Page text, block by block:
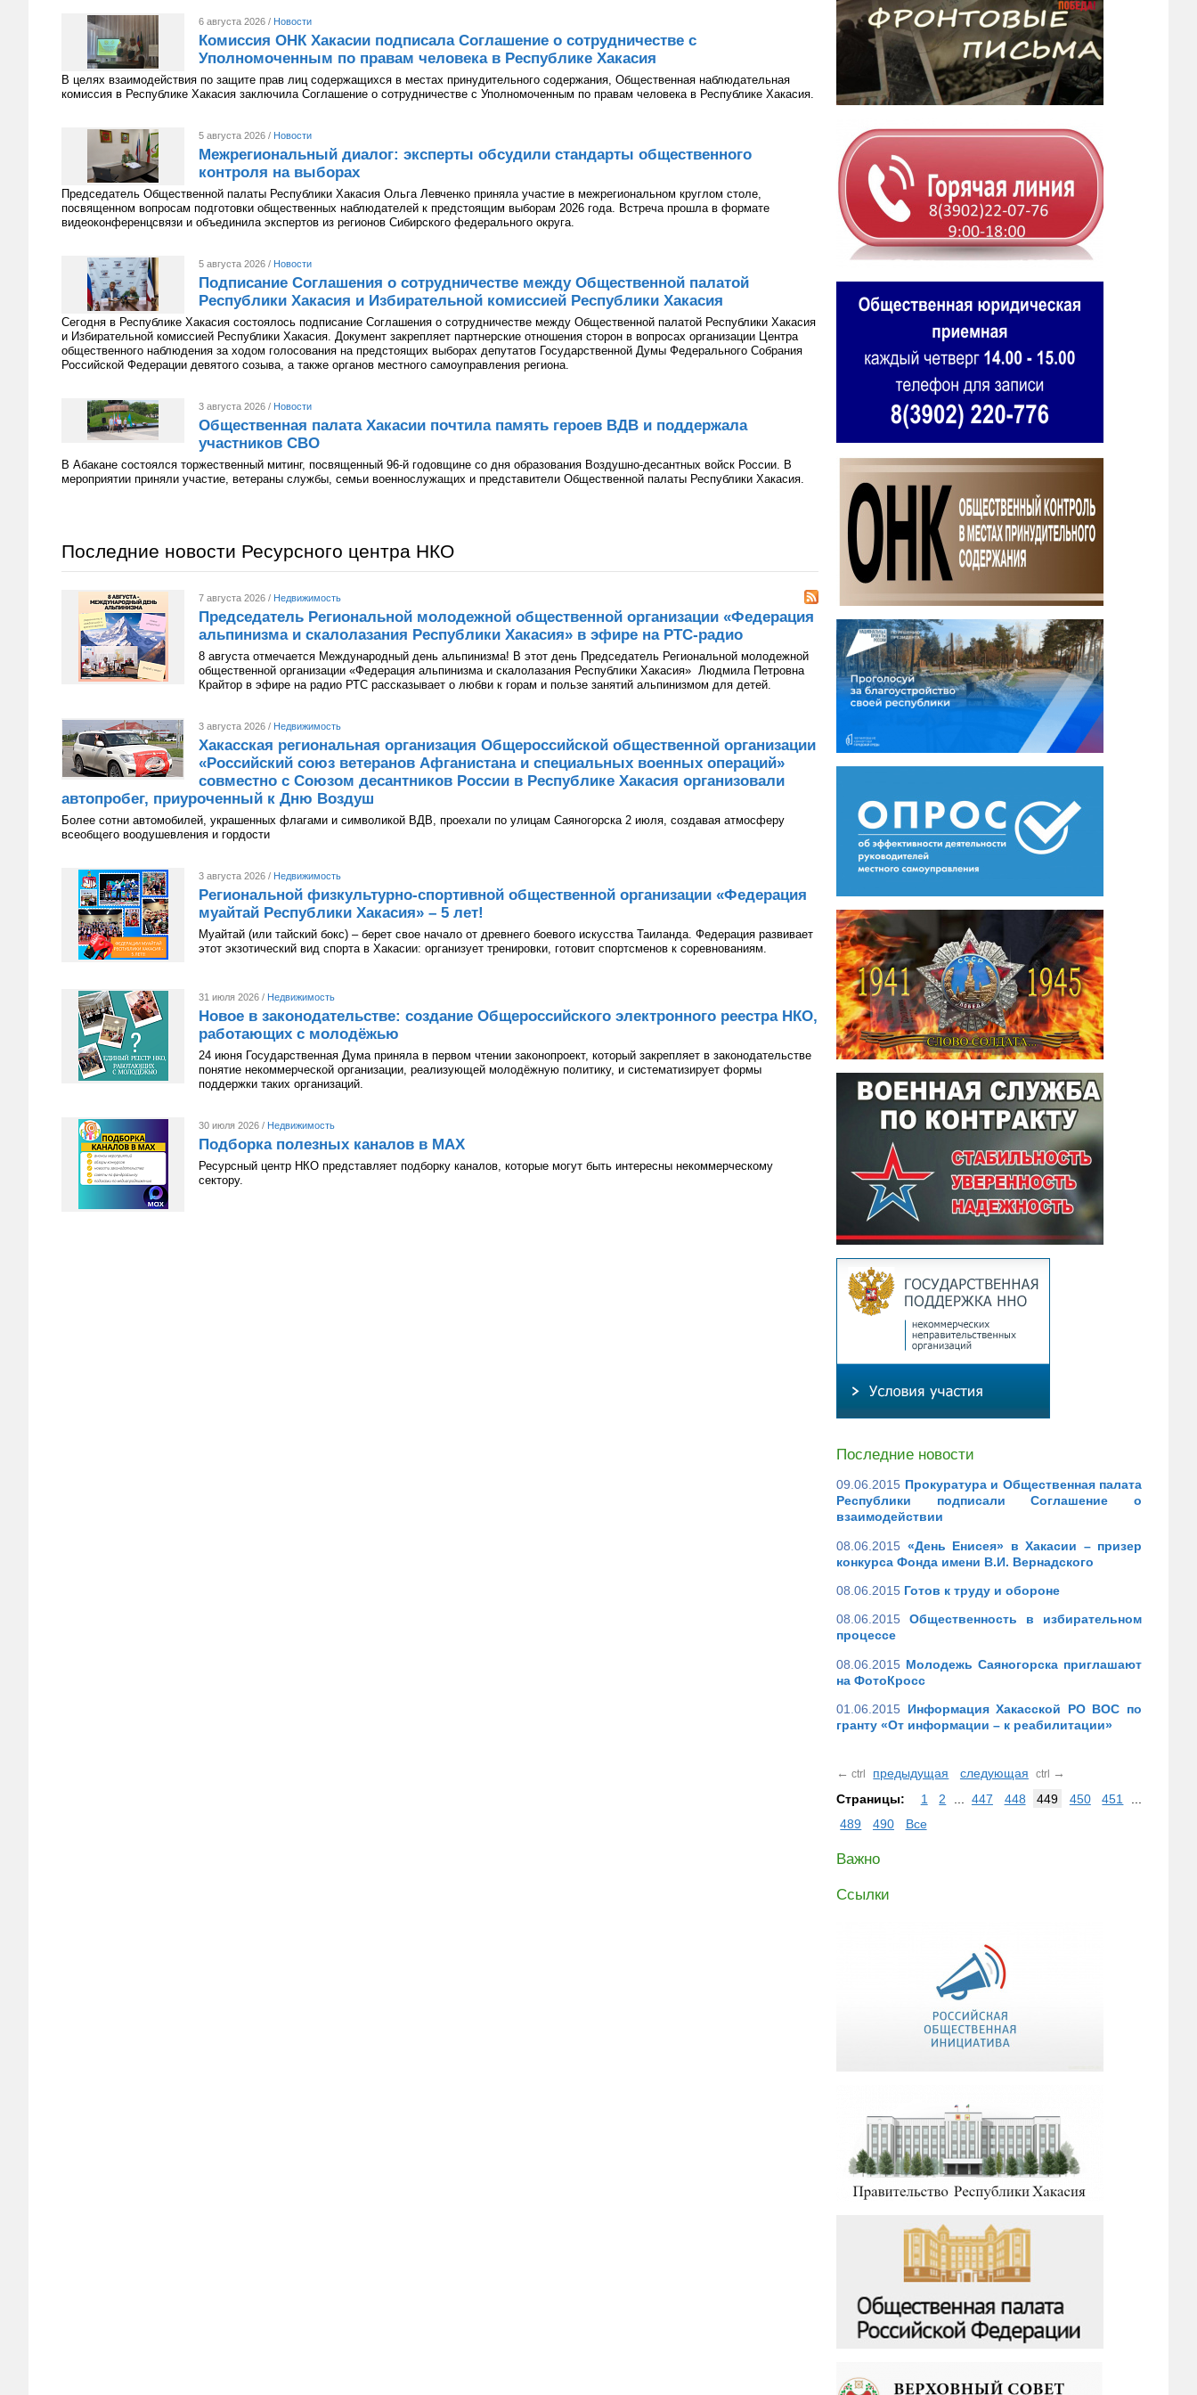
6 августа 2026 / Новости
Комиссия ОНК Хакасии подписала Соглашение о сотрудничестве с
Уполномоченным по правам человека в Республике Хакасия
В целях взаимодействия по защите прав лиц содержащихся в местах принудительного содержания, Общественная наблюдательная
комиссия в Республике Хакасия заключила Соглашение о сотрудничестве с Уполномоченным по правам человека в Республике Хакасия.
5 августа 2026 / Новости
Межрегиональный диалог: эксперты обсудили стандарты общественного
контроля на выборах
Председатель Общественной палаты Республики Хакасия Ольга Левченко приняла участие в межрегиональном круглом столе,
посвященном вопросам подготовки общественных наблюдателей к предстоящим выборам 2026 года. Встреча прошла в формате
видеоконференцсвязи и объединила экспертов из регионов Сибирского федерального округа.
5 августа 2026 / Новости
Подписание Соглашения о сотрудничестве между Общественной палатой
Республики Хакасия и Избирательной комиссией Республики Хакасия
Сегодня в Республике Хакасия состоялось подписание Соглашения о сотрудничестве между Общественной палатой Республики Хакасия
и Избирательной комиссией Республики Хакасия. Документ закрепляет партнерские отношения сторон в вопросах организации Центра
общественного наблюдения за ходом голосования на предстоящих выборах депутатов Государственной Думы Федерального Собрания
Российской Федерации девятого созыва, а также органов местного самоуправления региона.
3 августа 2026 / Новости
Общественная палата Хакасии почтила память героев ВДВ и поддержала
участников СВО
В Абакане состоялся торжественный митинг, посвященный 96-й годовщине со дня образования Воздушно-десантных войск России. В
мероприятии приняли участие, ветераны службы, семьи военнослужащих и представители Общественной палаты Республики Хакасия.
Последние новости Ресурсного центра НКО
7 августа 2026 / Недвижимость
Председатель Региональной молодежной общественной организации «Федерация
альпинизма и скалолазания Республики Хакасия» в эфире на РТС-радио
8 августа отмечается Международный день альпинизма! В этот день Председатель Региональной молодежной
общественной организации «Федерация альпинизма и скалолазания Республики Хакасия» Людмила Петровна
Крайтор в эфире на радио РТС рассказывает о любви к горам и пользе занятий альпинизмом для детей.
3 августа 2026 / Недвижимость
Хакасская региональная организация Общероссийской общественной организации
«Российский союз ветеранов Афганистана и специальных военных операций»
совместно с Союзом десантников России в Республике Хакасия организовали
автопробег, приуроченный к Дню Воздуш
Более сотни автомобилей, украшенных флагами и символикой ВДВ, проехали по улицам Саяногорска 2 июля, создавая атмосферу
всеобщего воодушевления и гордости
3 августа 2026 / Недвижимость
Региональной физкультурно-спортивной общественной организации «Федерация
муайтай Республики Хакасия» – 5 лет!
Муайтай (или тайский бокс) – берет свое начало от древнего боевого искусства Таиланда. Федерация развивает
этот экзотический вид спорта в Хакасии: организует тренировки, готовит спортсменов к соревнованиям.
31 июля 2026 / Недвижимость
Новое в законодательстве: создание Общероссийского электронного реестра НКО,
работающих с молодёжью
24 июня Государственная Дума приняла в первом чтении законопроект, который закрепляет в законодательстве
понятие некоммерческой организации, реализующей молодёжную политику, и систематизирует формы
поддержки таких организаций.
30 июля 2026 / Недвижимость
Подборка полезных каналов в МАХ
Ресурсный центр НКО представляет подборку каналов, которые могут быть интересны некоммерческому
сектору.
Последние новости
09.06.2015 Прокуратура и Общественная палата
Республики подписали Соглашение о
взаимодействии
08.06.2015 «День Енисея» в Хакасии – призер
конкурса Фонда имени В.И. Вернадского
08.06.2015 Готов к труду и обороне
08.06.2015
Общественность в избирательном
процессе
08.06.2015 Молодежь Саяногорска приглашают
на ФотоКросс
01.06.2015 Информация Хакасской РО ВОС по
гранту «От информации – к реабилитации»
← ctrl предыдущая следующая ctrl →
Страницы:
1 2 447 448 449 450 451
489
490 Все
Важно
Ссылки